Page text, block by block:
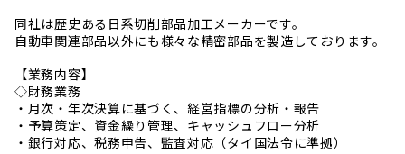
同社は歴史ある日系切削部品加工メーカーです。
自動車関連部品以外にも様々な精密部品を製造しております。
【業務内容】
◇財務業務
・月次・年次決算に基づく、経営指標の分析・報告
・予算策定、資金繰り管理、キャッシュフロー分析
・銀行対応、税務申告、監査対応（タイ国法令に準拠）